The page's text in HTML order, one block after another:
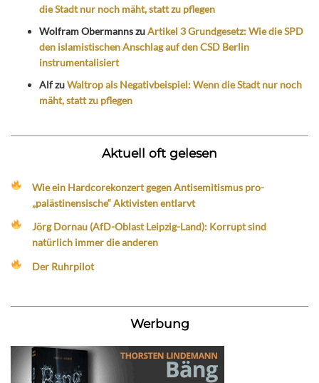
die Stadt nur noch mäht, statt zu pflegen
Wolfram ObermannszuArtikel 3 Grundgesetz: Wie die SPD
den islamistischen Anschlag auf den CSD Berlin
instrumentalisiert
AlfzuWaltrop als Negativbeispiel: Wenn die Stadt nur noch
mäht, statt zu pflegen
Aktuell oft gelesen
Wie ein Hardcorekonzert gegen Antisemitismus pro-
„palästinensische“ Aktivisten entlarvt
Jörg Dornau (AfD-Oblast Leipzig-Land): Korrupt sind
natürlich immer die anderen
Der Ruhrpilot
Werbung